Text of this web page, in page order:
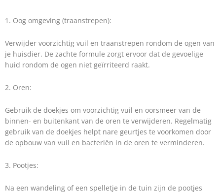
1. Oog omgeving (traanstrepen):
Verwijder voorzichtig vuil en traanstrepen rondom de ogen van
je huisdier. De zachte formule zorgt ervoor dat de gevoelige
huid rondom de ogen niet geïrriteerd raakt.
2. Oren:
Gebruik de doekjes om voorzichtig vuil en oorsmeer van de
binnen- en buitenkant van de oren te verwijderen. Regelmatig
gebruik van de doekjes helpt nare geurtjes te voorkomen door
de opbouw van vuil en bacteriën in de oren te verminderen.
3. Pootjes:
Na een wandeling of een spelletje in de tuin zijn de pootjes